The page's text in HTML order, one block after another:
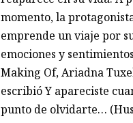
momento, la
emprende un viaje por
emociones y
Making Of, Ariadna
escribió Y apareciste
punto de olvidarte…